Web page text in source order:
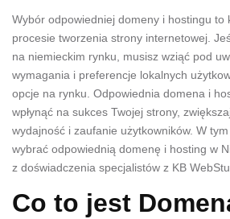
Wybór odpowiedniej domeny i hostingu to
procesie tworzenia strony internetowej.
na niemieckim rynku, musisz wziąć pod
wymagania i preferencje lokalnych
opcje na rynku. Odpowiednia domena i
wpłynąć na sukces Twojej strony,
wydajność i zaufanie użytkowników. W
wybrać odpowiednią domenę i hosting w
z doświadczenia specjalistów z KB
Co to jest